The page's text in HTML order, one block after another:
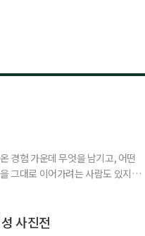
경험 가운데 무엇을 남기고, 어떤
그대로 이어가려는 사람도 있지만,
급여만으로 충족되지 않는다
사진전